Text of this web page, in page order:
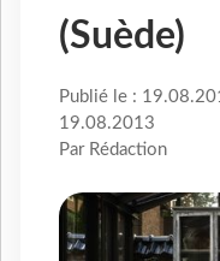
(Suède)
Publié le :
19.08.2013
Par Rédaction